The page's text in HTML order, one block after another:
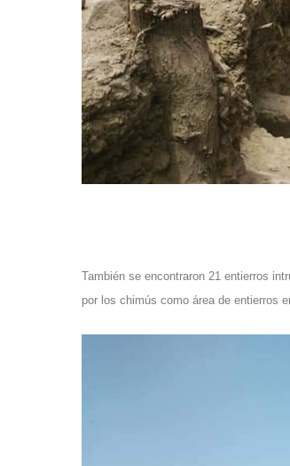
También se encontraron 21 entierros
por los chimús como área de entierros